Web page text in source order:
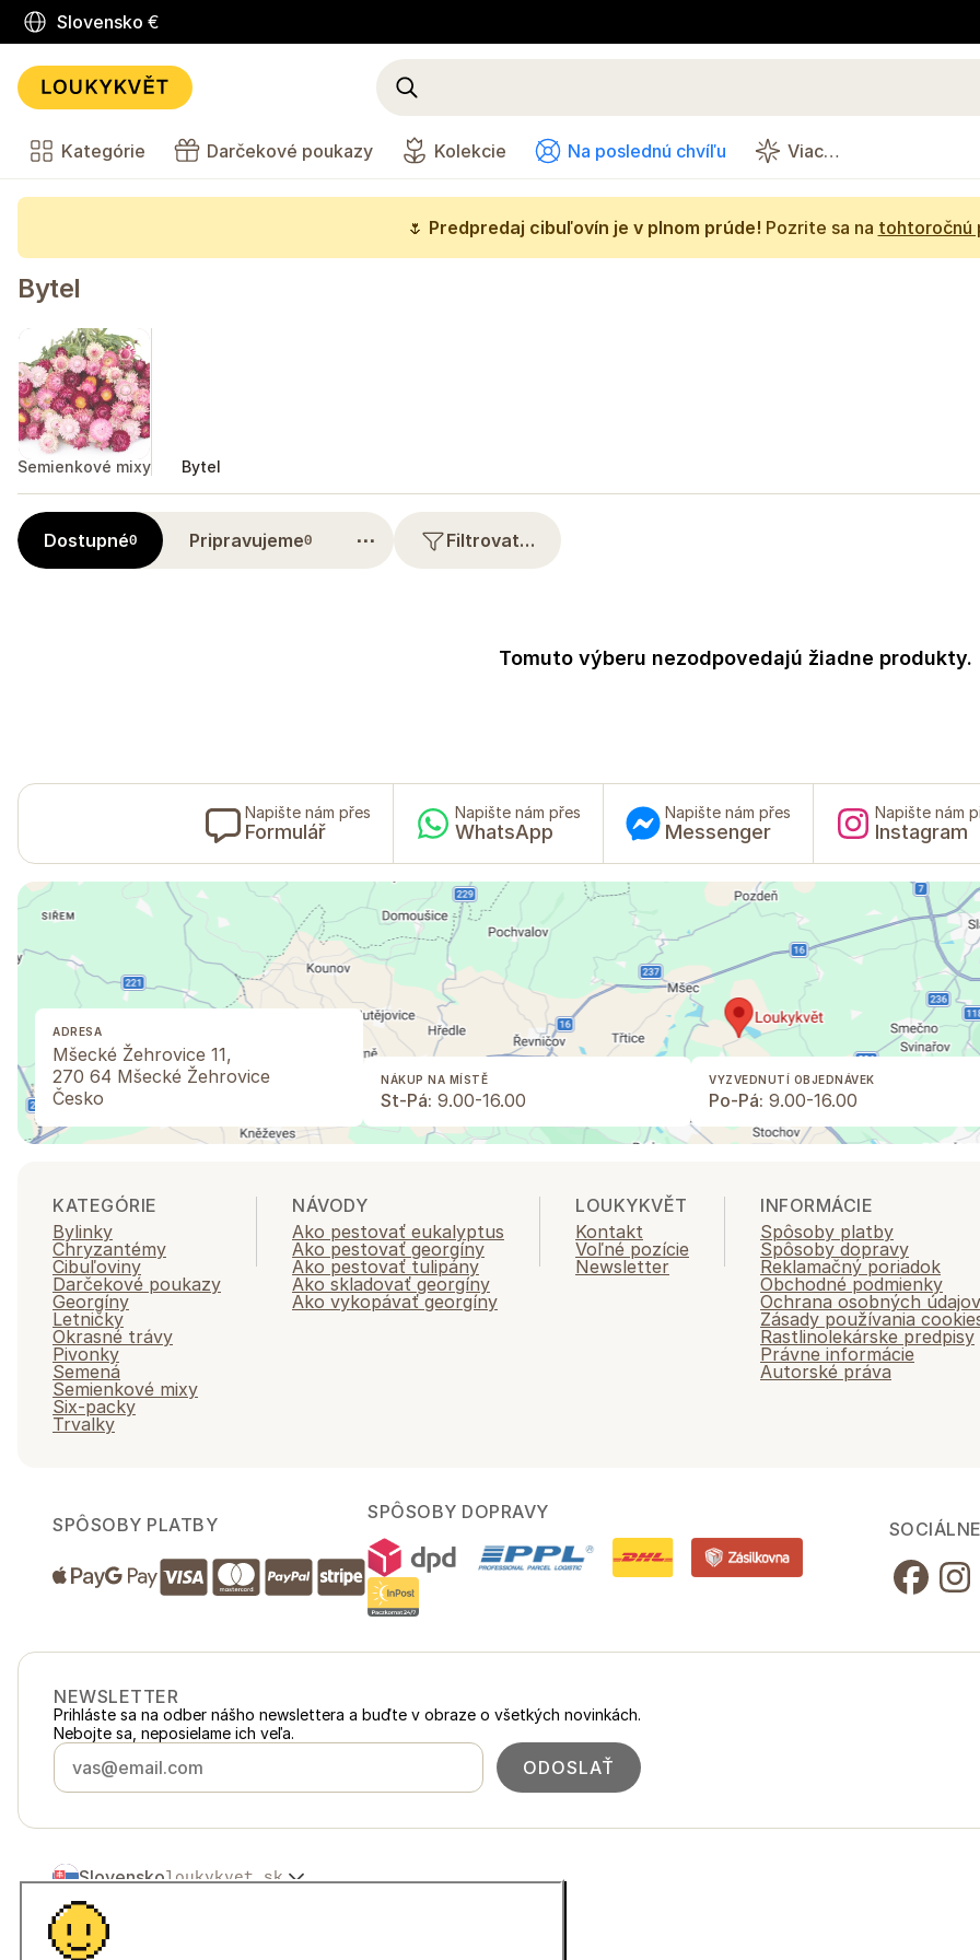
Slovensko €
Kategórie Darčekové poukazy Kolekcie Na poslednú chvíľu Viac…
🌷 Predpredaj cibuľovín je v plnom prúde! Pozrite sa na tohtoročnú
Bytel
Semienkové mixy Bytel
Dostupné0 Pripravujeme0 ⋯ Filtrovat…
Tomuto výberu nezodpovedajú žiadne produkty.
Napište nám přes
Formulář
Napište nám přes
WhatsApp
Napište nám přes
Messenger
Napište nám
Instagram
ADRESA
Mšecké Žehrovice 11,
270 64 Mšecké Žehrovice
Česko
NÁKUP NA MÍSTĚ
St-Pá: 9.00-16.00
VYZVEDNUTÍ OBJEDNÁVEK
Po-Pá: 9.00-16.00
KATEGÓRIE
Bylinky
Chryzantémy
Cibuľoviny
Darčekové poukazy
Georgíny
Letničky
Okrasné trávy
Pivonky
Semená
Semienkové mixy
Six-packy
Trvalky
NÁVODY
Ako pestovať eukalyptus
Ako pestovať georgíny
Ako pestovať tulipány
Ako skladovať georgíny
Ako vykopávať georgíny
LOUKYKVĚT
Kontakt
Voľné pozície
Newsletter
INFORMÁCIE
Spôsoby platby
Spôsoby dopravy
Reklamačný poriadok
Obchodné podmienky
Ochrana osobných údajov
Zásady používania
Rastlinolekárske predpisy
Právne informácie
Autorské práva
SPÔSOBY PLATBY
SPÔSOBY DOPRAVY
NEWSLETTER
Prihláste sa na odber nášho newslettera a buďte v obraze o všetkých novinkách.
Nebojte sa, neposielame ich veľa.
ODOSLAŤ
Slovenskoloukykvet.sk
Česko
Polska loukykvet.pl
Österreich
© 2016 →